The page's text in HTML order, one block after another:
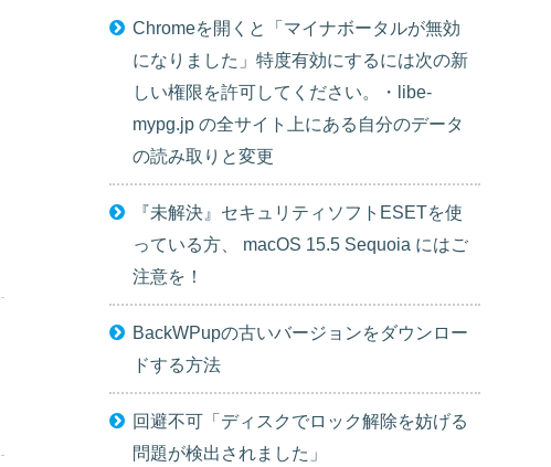
Chromeを開くと「マイナボータルが無効
になりました」特度有効にするには次の新
しい権限を許可してください。・libe-
mypg.jp の全サイト上にある自分のデータ
の読み取りと変更
『未解決』セキュリティソフトESETを使
っている方、 macOS 15.5 Sequoia にはご
注意を！
BackWPupの古いバージョンをダウンロー
ドする方法
回避不可「ディスクでロック解除を妨げる
問題が検出されました」